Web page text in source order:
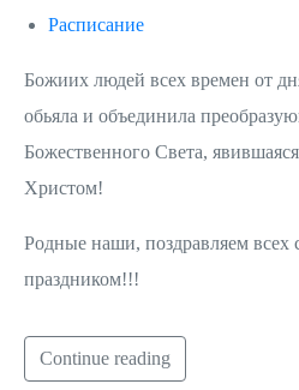
Расписание
Божиих людей всех времен от
обьяла и объединила
Божественного Света,
Христом!
Родные наши, поздравляем всех
праздником!!!
Continue reading